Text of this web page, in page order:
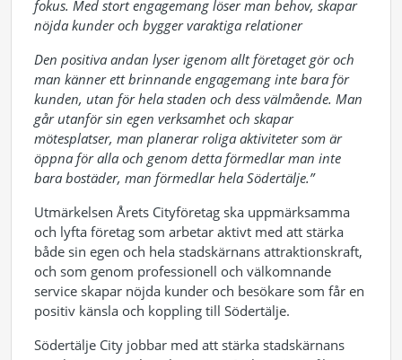
fokus. Med stort engagemang löser man behov, skapar
nöjda kunder och bygger varaktiga relationer
Den positiva andan lyser igenom allt företaget gör och
man känner ett brinnande engagemang inte bara för
kunden, utan för hela staden och dess välmående. Man
går utanför sin egen verksamhet och skapar
mötesplatser, man planerar roliga aktiviteter som är
öppna för alla och genom detta förmedlar man inte
bara bostäder, man förmedlar hela Södertälje.”
Utmärkelsen Årets Cityföretag ska uppmärksamma
och lyfta företag som arbetar aktivt med att stärka
både sin egen och hela stadskärnans attraktionskraft,
och som genom professionell och välkomnande
service skapar nöjda kunder och besökare som får en
positiv känsla och koppling till Södertälje.
Södertälje City jobbar med att stärka stadskärnans